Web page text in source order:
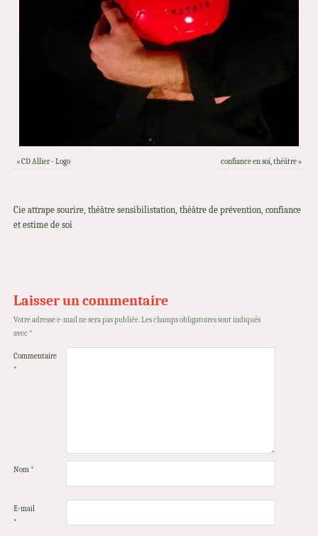
«CD Allier - Logo confiance en soi, théâtre»
Cie attrape sourire, théâtre sensibilistation, théâtre de prévention, confiance
et estime de soi
Laisser un commentaire
Votre adresse e-mail ne sera pas publiée.Les champs obligatoires sont indiqués
avec *
Commentaire
*
Nom*
E-mail
*